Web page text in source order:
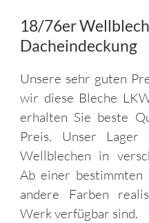
18/76er
Dacheindeckung
Unsere sehr guten
wir diese Bleche
erhalten Sie beste
Preis. Unser
Wellblechen in
Ab einer bestimmten
andere Farben
Werk verfügbar sind.